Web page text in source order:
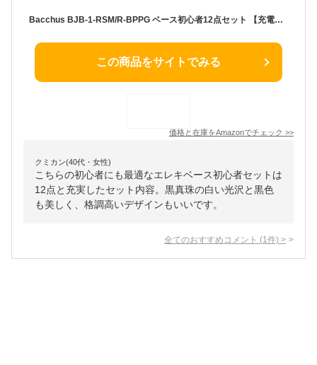
Bacchus BJB-1-RSM/R-BPPG ベース初心者12点セット 【充電式ミニアンプ付】 IBM エレキベース ユニバースシリーズ バッカス
この商品をサイトでみる
価格と在庫をAmazonでチェック >>
クミカン(40代・女性)
こちらの初心者にも最適なエレキベース初心者セットは
12点と充実したセット内容。黒真珠の白い光沢と黒色
も美しく、格調高いデザインもいいです。
全てのおすすめコメント (1 件) >